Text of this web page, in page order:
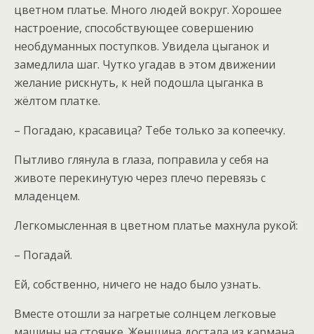
цветном платье. Много людей вокруг. Хорошее
настроение, способствующее совершению
необдуманных поступков. Увидела цыганок и
замедлила шаг. Чутко угадав в этом движении
желание рискнуть, к ней подошла цыганка в
жёлтом платке.
– Погадаю, красавица? Тебе только за копеечку.
Пытливо глянула в глаза, поправила у себя на
животе перекинутую через плечо перевязь с
младенцем.
Легкомысленная в цветном платье махнула рукой:
– Погадай.
Ей, собственно, ничего не надо было узнать.
Вместе отошли за нагретые солнцем легковые